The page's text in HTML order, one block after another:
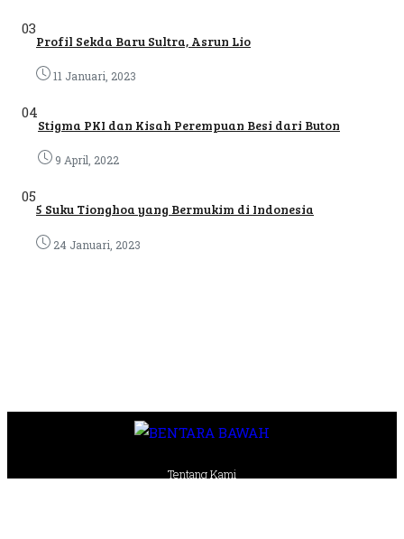
03
Profil Sekda Baru Sultra, Asrun Lio
11 Januari, 2023
04
Stigma PKI dan Kisah Perempuan Besi dari Buton
9 April, 2022
05
5 Suku Tionghoa yang Bermukim di Indonesia
24 Januari, 2023
Tentang Kami